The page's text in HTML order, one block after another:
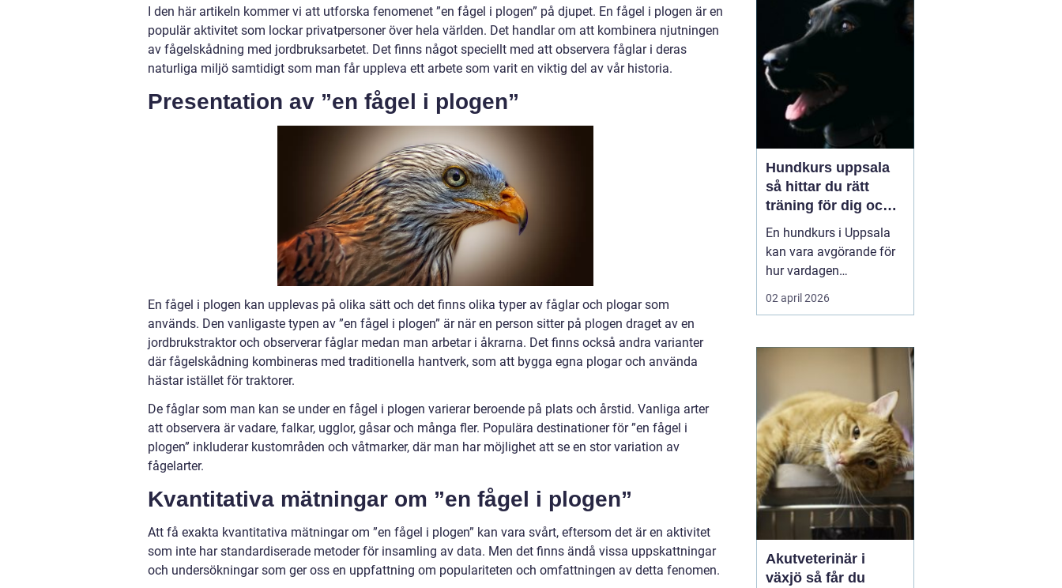
I den här artikeln kommer vi att utforska fenomenet ”en fågel i plogen” på djupet. En fågel i plogen är en
populär aktivitet som lockar privatpersoner över hela världen. Det handlar om att kombinera njutningen
av fågelskådning med jordbruksarbetet. Det finns något speciellt med att observera fåglar i deras
naturliga miljö samtidigt som man får uppleva ett arbete som varit en viktig del av vår historia.
Presentation av ”en fågel i plogen”
En fågel i plogen kan upplevas på olika sätt och det finns olika typer av fåglar och plogar som
används. Den vanligaste typen av ”en fågel i plogen” är när en person sitter på plogen draget av en
jordbrukstraktor och observerar fåglar medan man arbetar i åkrarna. Det finns också andra varianter
där fågelskådning kombineras med traditionella hantverk, som att bygga egna plogar och använda
hästar istället för traktorer.
De fåglar som man kan se under en fågel i plogen varierar beroende på plats och årstid. Vanliga arter
att observera är vadare, falkar, ugglor, gåsar och många fler. Populära destinationer för ”en fågel i
plogen” inkluderar kustområden och våtmarker, där man har möjlighet att se en stor variation av
fågelarter.
Kvantitativa mätningar om ”en fågel i plogen”
Att få exakta kvantitativa mätningar om ”en fågel i plogen” kan vara svårt, eftersom det är en aktivitet
som inte har standardiserade metoder för insamling av data. Men det finns ändå vissa uppskattningar
och undersökningar som ger oss en uppfattning om populariteten och omfattningen av detta fenomen.
ratten. När bag...
Hundkurs uppsala
så hittar du rätt
träning för dig och
din hund
En hundkurs i Uppsala
kan vara avgörande för
hur vardagen
tillsammans med
hunden utvecklas. Rätt
tryggare promenader
och sträcker sig från
valpkurser och
vardagslydnad till agil...
02 april 2026
Akutveterinär i
växjö så får du